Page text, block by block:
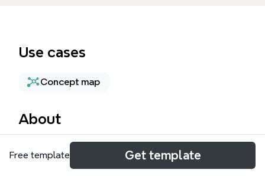
Use cases
Concept map
About
Claroline est une plateforme d'apprentissage en
ligne (LMS) open-source, largement utilisée dans
Free template Get template